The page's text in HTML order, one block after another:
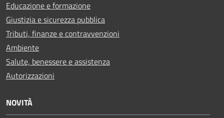
Educazione e formazione
Giustizia e sicurezza pubblica
Tributi, finanze e contravvenzioni
Ambiente
Salute, benessere e assistenza
Autorizzazioni
NOVITÀ